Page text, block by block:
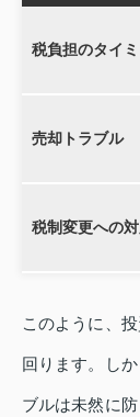
税負担のタイ
売却トラブル
税制変更への
このように、
回ります。し
ブルは未然に